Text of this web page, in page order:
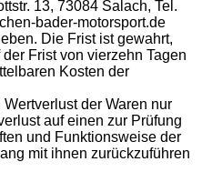
13, 73084 Salach, Tel.
bader-motorsport.de
Die Frist ist gewahrt,
Frist von vierzehn Tagen
Kosten der
der Waren nur
auf einen zur Prüfung
und Funktionsweise der
mit ihnen zurückzuführen